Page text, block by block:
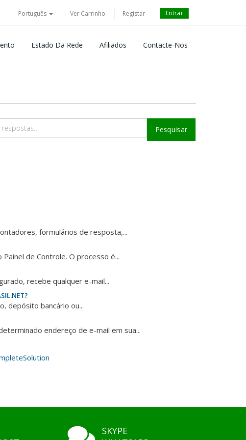
Português Ver Carrinho Registar Entrar
Estado Da Rede Afiliados Contacte-Nos
formulários de resposta,...
de Controle. O processo é...
recebe qualquer e-mail...
depósito bancário ou...
endereço de e-mail em sua...
SKYPE